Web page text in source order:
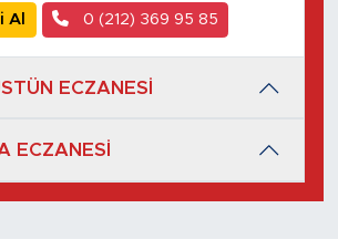
Al 0 (212) 369 95 85
ECZANESİ
ECZANESİ